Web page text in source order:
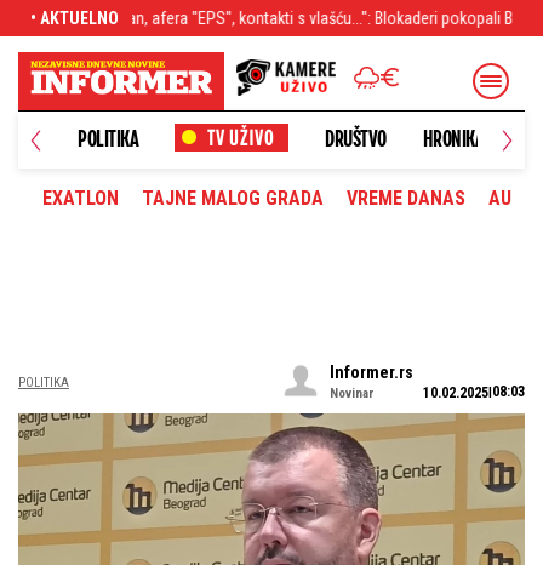
• AKTUELNO
s vlašću...": Blokaderi pokopali Bodirogu - Tresao se Kolegijum,
NOVO POLITIKA DRUŠTVO HRONIKA
EXATLON TAJNE MALOG GRADA VREME DANAS
POLITIKA
Informer.rs
Novinar 10.02.2025 08:03